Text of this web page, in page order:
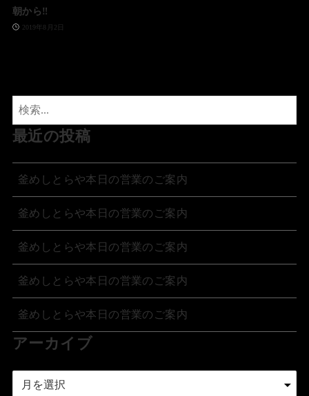
朝から‼️
2019年8月2日
最近の投稿
釜めしとらや本日の営業のご案内
釜めしとらや本日の営業のご案内
釜めしとらや本日の営業のご案内
釜めしとらや本日の営業のご案内
釜めしとらや本日の営業のご案内
アーカイブ